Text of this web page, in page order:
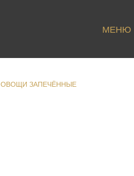
МЕНЮ
ОВОЩИ ЗАПЕЧЁННЫЕ